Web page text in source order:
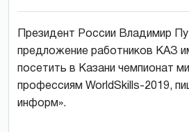
Президент России Владимир
предложение работников КАЗ
посетить в Казани чемпионат
профессиям WorldSkills-2019,
информ».